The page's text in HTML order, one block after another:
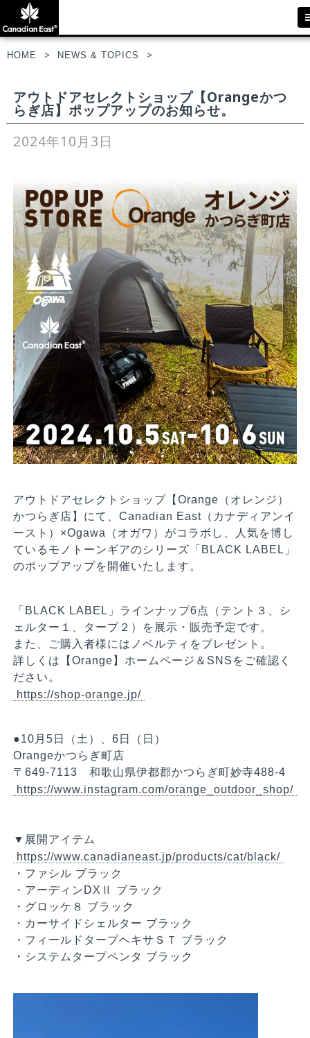
HOME NEWS & TOPICS
アウトドアセレクトショップ【Orangeかつ
らぎ店】ポップアップのお知らせ。
2024年10月3日
アウトドアセレクトショップ【Orange（オレンジ）
かつらぎ店】にて、Canadian East（カナディアンイ
ースト）×Ogawa（オガワ）がコラボし、人気を博し
ているモノトーンギアのシリーズ「BLACK LABEL」
のポップアップを開催いたします。
「BLACK LABEL」ラインナップ6点（テント３、シ
ェルター１、タープ２）を展示・販売予定です。
また、ご購入者様にはノベルティをプレゼント。
詳しくは【Orange】ホームページ＆SNSをご確認く
ださい。
https://shop-orange.jp/
●10月5日（土）、6日（日）
Orangeかつらぎ町店
〒649-7113 和歌山県伊都郡かつらぎ町妙寺488-4
https://www.instagram.com/orange_outdoor_shop/
▼展開アイテム
https://www.canadianeast.jp/products/cat/black/
・ファシル ブラック
・アーディンDXⅡ ブラック
・グロッケ８ ブラック
・カーサイドシェルター ブラック
・フィールドタープヘキサＳＴ ブラック
・システムタープペンタ ブラック